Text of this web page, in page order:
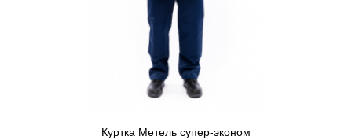
Куртка Метель супер-эконом